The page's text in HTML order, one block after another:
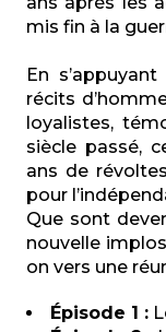
mis fin à la
En
récits
loyalistes,
siècle passé,
ans de
pour
Que sont
nouvelle
on vers une
Épisode 1 :